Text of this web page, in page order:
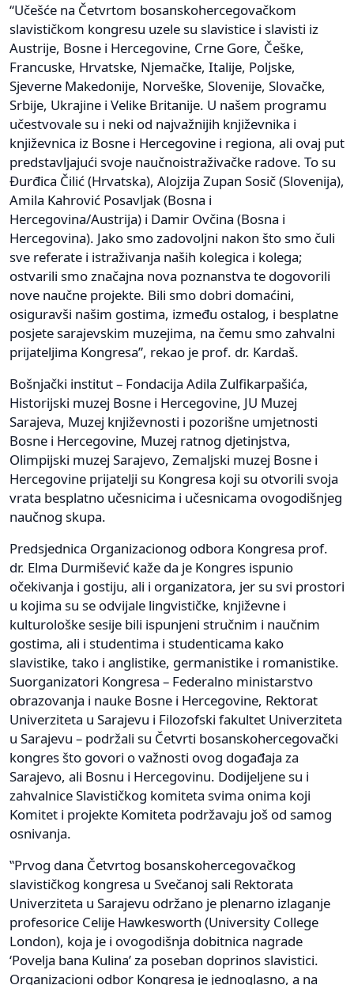
“Učešće na Četvrtom bosanskohercegovačkom
slavističkom kongresu uzele su slavistice i slavisti iz
Austrije, Bosne i Hercegovine, Crne Gore, Češke,
Francuske, Hrvatske, Njemačke, Italije, Poljske,
Sjeverne Makedonije, Norveške, Slovenije, Slovačke,
Srbije, Ukrajine i Velike Britanije. U našem programu
učestvovale su i neki od najvažnijih književnika i
književnica iz Bosne i Hercegovine i regiona, ali ovaj put
predstavljajući svoje naučnoistraživačke radove. To su
Đurđica Čilić (Hrvatska), Alojzija Zupan Sosič (Slovenija),
Amila Kahrović Posavljak (Bosna i
Hercegovina/Austrija) i Damir Ovčina (Bosna i
Hercegovina). Jako smo zadovoljni nakon što smo čuli
sve referate i istraživanja naših kolegica i kolega;
ostvarili smo značajna nova poznanstva te dogovorili
nove naučne projekte. Bili smo dobri domaćini,
osiguravši našim gostima, između ostalog, i besplatne
posjete sarajevskim muzejima, na čemu smo zahvalni
prijateljima Kongresa”, rekao je prof. dr. Kardaš.
Bošnjački institut – Fondacija Adila Zulfikarpašića,
Historijski muzej Bosne i Hercegovine, JU Muzej
Sarajeva, Muzej književnosti i pozorišne umjetnosti
Bosne i Hercegovine, Muzej ratnog djetinjstva,
Olimpijski muzej Sarajevo, Zemaljski muzej Bosne i
Hercegovine prijatelji su Kongresa koji su otvorili svoja
vrata besplatno učesnicima i učesnicama ovogodišnjeg
naučnog skupa.
Predsjednica Organizacionog odbora Kongresa prof.
dr. Elma Durmišević kaže da je Kongres ispunio
očekivanja i gostiju, ali i organizatora, jer su svi prostori
u kojima su se odvijale lingvističke, književne i
kulturološke sesije bili ispunjeni stručnim i naučnim
gostima, ali i studentima i studenticama kako
slavistike, tako i anglistike, germanistike i romanistike.
Suorganizatori Kongresa – Federalno ministarstvo
obrazovanja i nauke Bosne i Hercegovine, Rektorat
Univerziteta u Sarajevu i Filozofski fakultet Univerziteta
u Sarajevu – podržali su Četvrti bosanskohercegovački
kongres što govori o važnosti ovog događaja za
Sarajevo, ali Bosnu i Hercegovinu. Dodijeljene su i
zahvalnice Slavističkog komiteta svima onima koji
Komitet i projekte Komiteta podržavaju još od samog
osnivanja.
‟Prvog dana Četvrtog bosanskohercegovačkog
slavističkog kongresa u Svečanoj sali Rektorata
Univerziteta u Sarajevu održano je plenarno izlaganje
profesorice Celije Hawkesworth (University College
London), koja je i ovogodišnja dobitnica nagrade
‘Povelja bana Kulina’ za poseban doprinos slavistici.
Organizacioni odbor Kongresa je jednoglasno, a na